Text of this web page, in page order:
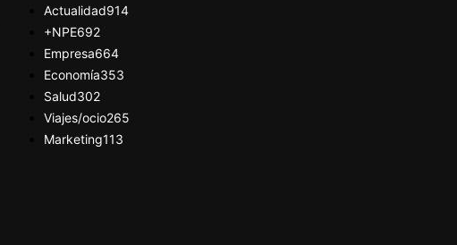
Actualidad914
+NPE692
Empresa664
Economía353
Salud302
Viajes/ocio265
Marketing113